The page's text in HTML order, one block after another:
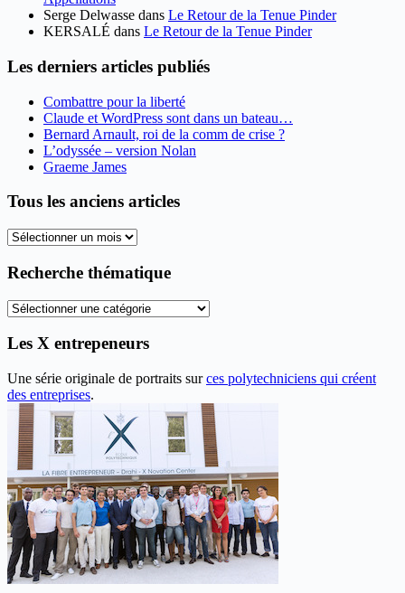
Serge Delwasse dans Le Retour de la Tenue Pinder
KERSALÉ dans Le Retour de la Tenue Pinder
Les derniers articles publiés
Combattre pour la liberté
Claude et WordPress sont dans un bateau…
Bernard Arnault, roi de la comm de crise ?
L’odyssée – version Nolan
Graeme James
Tous les anciens articles
Tous
anciens
Recherche thématique
Recherche
Les X entrepeneurs
Une série originale de portraits surces polytechniciens qui créent
des entreprises.